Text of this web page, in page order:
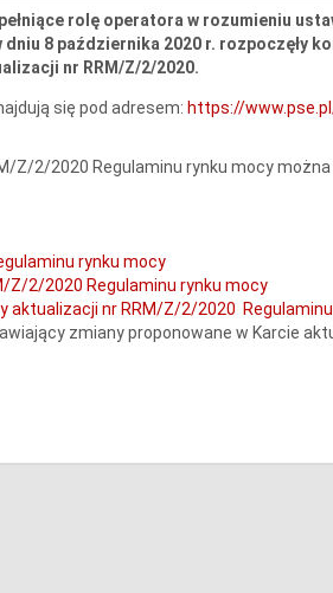
rolę operatora w rozumieniu
dniu 8 października 2020 r. rozpoczęły
nr RRM/Z/2/2020.
się pod adresem: https://
Z/2/2020 Regulaminu rynku mocy można
rynku mocy
Z/2/2020 Regulaminu rynku mocy
aktualizacji nr RRM/Z/2/2020
zmiany proponowane w Karcie